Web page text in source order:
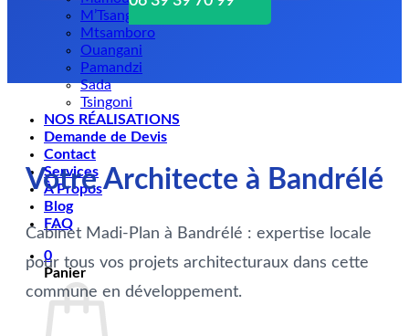
M’Tsangamouji
Mtsamboro
Ouangani
Pamandzi
Sada
Tsingoni
NOS RÉALISATIONS
Demande de Devis
Contact
Services
À Propos
Blog
FAQ
0
Panier
Votre Architecte à Bandrélé
Cabinet Madi-Plan à Bandrélé : expertise locale
pour tous vos projets architecturaux dans cette
commune en développement.